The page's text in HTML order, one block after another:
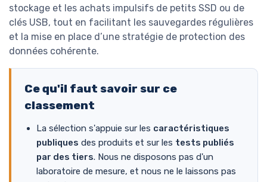
stockage et les achats impulsifs de petits SSD ou de
clés USB, tout en facilitant les sauvegardes régulières
et la mise en place d’une stratégie de protection des
données cohérente.
Ce qu'il faut savoir sur ce
classement
La sélection s'appuie sur les caractéristiques
publiques des produits et sur les tests publiés
par des tiers. Nous ne disposons pas d'un
laboratoire de mesure, et nous ne le laissons pas